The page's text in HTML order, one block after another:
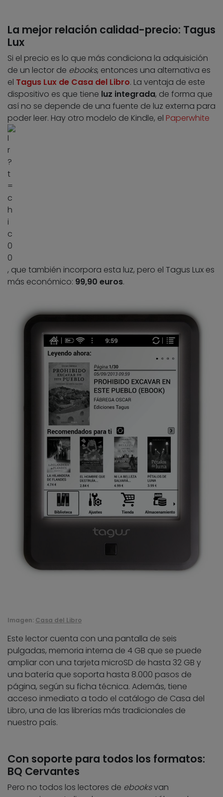
La mejor relación calidad-precio: Tagus
Lux
Si el precio es lo que más condiciona la adquisición
de un lector de ebooks, entonces una alternativa es
el Tagus Lux de Casa del Libro. La ventaja de este
dispositivo es que tiene luz integrada, de forma que
así no se depende de una fuente de luz externa para
poder leer. Hay otro modelo de Kindle, el Paperwhite
, que también incorpora esta luz, pero el Tagus Lux es
más económico: 99,90 euros.
Imagen: Casa del Libro
Este lector cuenta con una pantalla de seis
pulgadas, memoria interna de 4 GB que se puede
ampliar con una tarjeta microSD de hasta 32 GB y
una batería que soporta hasta 8.000 pasos de
página, según su ficha técnica. Además, tiene
acceso inmediato a todo el catálogo de Casa del
Libro, una de las librerías más tradicionales de
nuestro país.
Con soporte para todos los formatos:
BQ Cervantes
Pero no todos los lectores de ebooksvan